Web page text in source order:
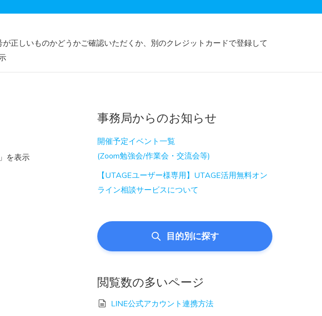
正しいものかどうかご確認いただくか、別のクレジットカードで登録して
を表示
事務局からのお知らせ
開催予定イベント一覧
(Zoom勉強会/作業会・交流会等)
【UTAGEユーザー様専用】UTAGE活用無料オン
ライン相談サービスについて
目的別に探す
閲覧数の多いページ
LINE公式アカウント連携方法